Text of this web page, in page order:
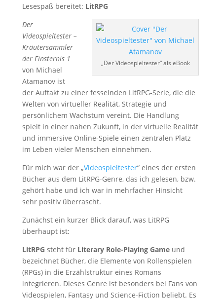
Lesespaß bereitet: LitRPG
„Der Videospieltester“ als eBook
Der
Videospieltester –
Kräutersammler
der Finsternis 1
von Michael
Atamanov ist
der Auftakt zu einer fesselnden LitRPG-Serie, die die
Welten von virtueller Realität, Strategie und
persönlichem Wachstum vereint. Die Handlung
spielt in einer nahen Zukunft, in der virtuelle Realität
und immersive Online-Spiele einen zentralen Platz
im Leben vieler Menschen einnehmen.
Für mich war der „Videospieltester“ eines der ersten
Bücher aus dem LitRPG-Genre, das ich gelesen, bzw.
gehört habe und ich war in mehrfacher Hinsicht
sehr positiv überrascht.
Zunächst ein kurzer Blick darauf, was LitRPG
überhaupt ist:
LitRPG steht für Literary Role-Playing Gameund
bezeichnet Bücher, die Elemente von Rollenspielen
(RPGs) in die Erzählstruktur eines Romans
integrieren. Dieses Genre ist besonders bei Fans von
Videospielen, Fantasy und Science-Fiction beliebt. Es